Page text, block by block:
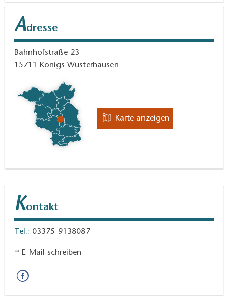
Adresse
Bahnhofstraße 23
15711 Königs Wusterhausen
Karte anzeigen
Kontakt
Tel.: 03375-9138087
E-Mail schreiben